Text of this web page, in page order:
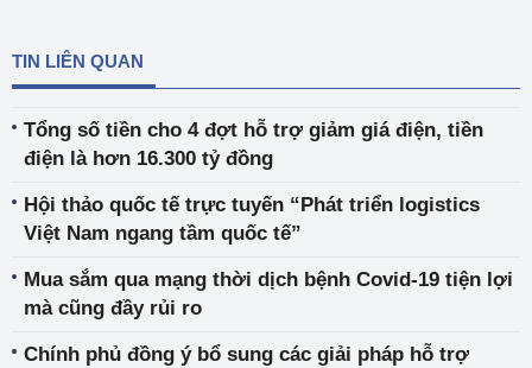
TIN LIÊN QUAN
Tổng số tiền cho 4 đợt hỗ trợ giảm giá điện, tiền
điện là hơn 16.300 tỷ đồng
Hội thảo quốc tế trực tuyến “Phát triển logistics
Việt Nam ngang tầm quốc tế”
Mua sắm qua mạng thời dịch bệnh Covid-19 tiện lợi
mà cũng đầy rủi ro
Chính phủ đồng ý bổ sung các giải pháp hỗ trợ